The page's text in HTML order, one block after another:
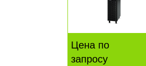
Цена по
запросу